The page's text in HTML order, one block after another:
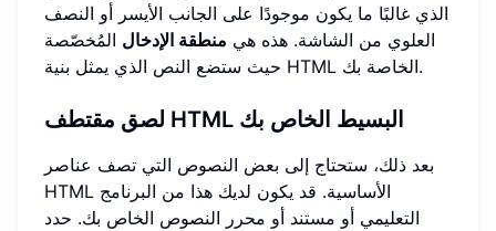
الذي غالبًا ما يكون موجودًا على الجانب الأيسر أو النصف
العلوي من الشاشة. هذه هي منطقة الإدخال المُخصّصة
حيث ستضع النص الذي يمثل بنية HTML الخاصة بك.
لصق مقتطف HTML البسيط الخاص بك
بعد ذلك، ستحتاج إلى بعض النصوص التي تصف عناصر
HTML الأساسية. قد يكون لديك هذا من البرنامج
التعليمي أو مستند أو محرر النصوص الخاص بك. حدد